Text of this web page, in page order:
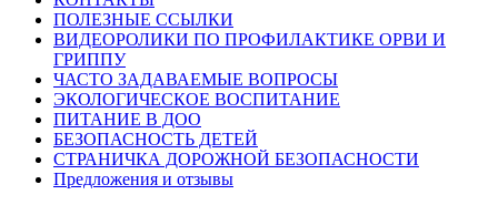
ПОЛЕЗНЫЕ ССЫЛКИ
ВИДЕОРОЛИКИ ПО ПРОФИЛАКТИКЕ ОРВИ И
ГРИППУ
ЧАСТО ЗАДАВАЕМЫЕ ВОПРОСЫ
ЭКОЛОГИЧЕСКОЕ ВОСПИТАНИЕ
ПИТАНИЕ В ДОО
БЕЗОПАСНОСТЬ ДЕТЕЙ
СТРАНИЧКА ДОРОЖНОЙ БЕЗОПАСНОСТИ
Предложения и отзывы